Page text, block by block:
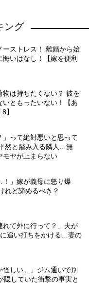
ング
ーストレス！ 離婚から始
いはなし！【嫁を便利
は持ちたくない？ 彼を
ともったいない！【あ
】
」って絶対悪いと思って
然と踏み入る隣人…無
モヤが止まらない
！」嫁が義母に怒り爆
れど諦めるべき？
れて外に行って？」夫が
追い打ちをかける…妻の
怪しい…」ジム通いで別
隠していた衝撃の事実と